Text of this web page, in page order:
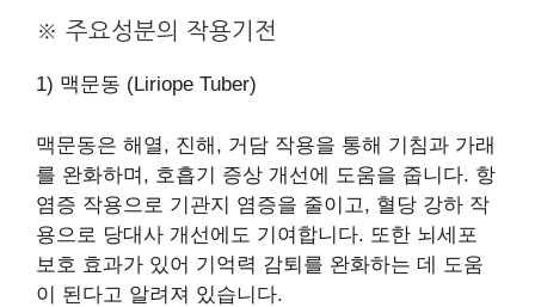
※ 주요성분의 작용기전
1) 맥문동 (Liriope Tuber)
맥문동은 해열, 진해, 거담 작용을 통해 기침과 가래
를 완화하며, 호흡기 증상 개선에 도움을 줍니다. 항
염증 작용으로 기관지 염증을 줄이고, 혈당 강하 작
용으로 당대사 개선에도 기여합니다. 또한 뇌세포
보호 효과가 있어 기억력 감퇴를 완화하는 데 도움
이 된다고 알려져 있습니다.